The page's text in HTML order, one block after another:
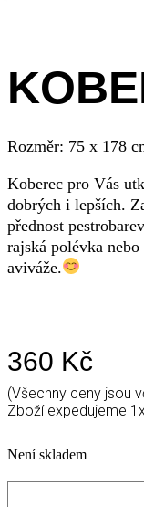
Rozměr: 75 x 178
Koberec pro Vás
dobrých i lepších.
přednost
rajská polévka
aviváže.
360 Kč
(Všechny ceny jsou
Zboží expedujeme
Není skladem